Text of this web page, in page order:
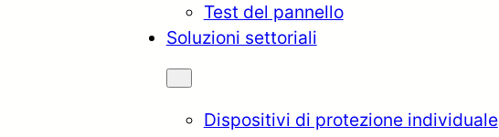
Test del pannello
Soluzioni settoriali
Dispositivi di protezione individuale